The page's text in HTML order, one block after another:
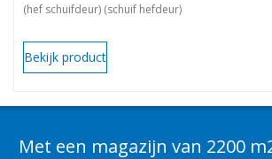
(hef schuifdeur) (schuif hefdeur)
Bekijk product
Met een magazijn van 2200